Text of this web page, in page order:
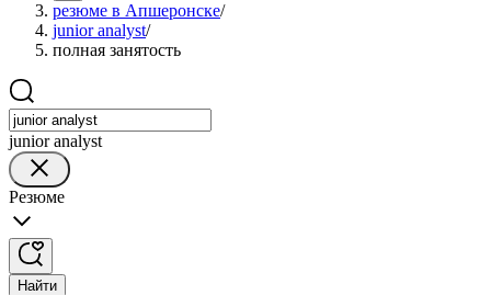
резюме в Апшеронске/
junior analyst/
полная занятость
junior analyst
Резюме
Найти